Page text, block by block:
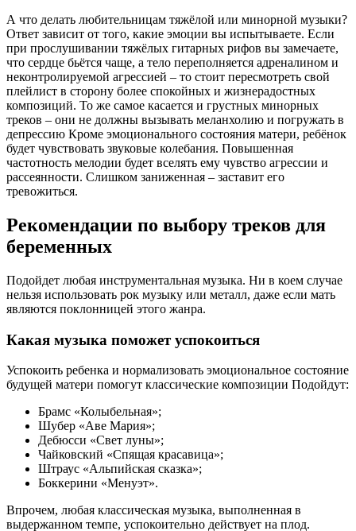
А что делать любительницам тяжёлой или минорной музыки?
Ответ зависит от того, какие эмоции вы испытываете. Если
при прослушивании тяжёлых гитарных рифов вы замечаете,
что сердце бьётся чаще, а тело переполняется адреналином и
неконтролируемой агрессией – то стоит пересмотреть свой
плейлист в сторону более спокойных и жизнерадостных
композиций. То же самое касается и грустных минорных
треков – они не должны вызывать меланхолию и погружать в
депрессию Кроме эмоционального состояния матери, ребёнок
будет чувствовать звуковые колебания. Повышенная
частотность мелодии будет вселять ему чувство агрессии и
рассеянности. Слишком заниженная – заставит его
тревожиться.
Рекомендации по выбору треков для
беременных
Подойдет любая инструментальная музыка. Ни в коем случае
нельзя использовать рок музыку или металл, даже если мать
являются поклонницей этого жанра.
Какая музыка поможет успокоиться
Успокоить ребенка и нормализовать эмоциональное состояние
будущей матери помогут классические композиции Подойдут:
Брамс «Колыбельная»;
Шубер «Аве Мария»;
Дебюсси «Свет луны»;
Чайковский «Спящая красавица»;
Штраус «Альпийская сказка»;
Боккерини «Менуэт».
Впрочем, любая классическая музыка, выполненная в
выдержанном темпе, успокоительно действует на плод.